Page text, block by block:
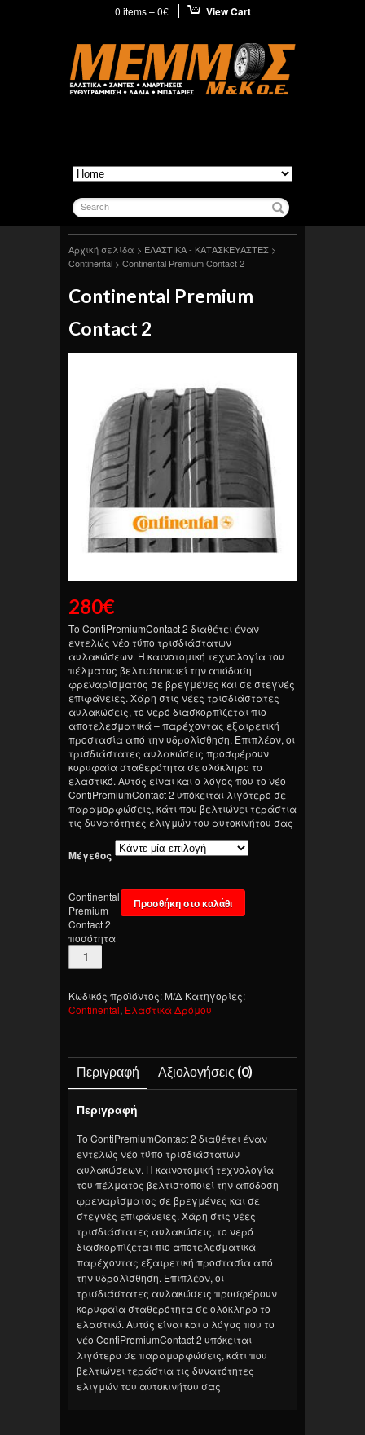
0 items –0€ View Cart
Search
Αρχική σελίδα > ΕΛΑΣΤΙΚΑ - ΚΑΤΑΣΚΕΥΑΣΤΕΣ >
Continental > Continental Premium Contact 2
Continental Premium
Contact 2
280€
Το ContiPremiumContact 2 διαθέτει έναν
εντελώς νέο τύπο τρισδιάστατων
αυλακώσεων. Η καινοτομική τεχνολογία του
πέλματος βελτιστοποιεί την απόδοση
φρεναρίσματος σε βρεγμένες και σε στεγνές
επιφάνειες. Χάρη στις νέες τρισδιάστατες
αυλακώσεις, το νερό διασκορπίζεται πιο
αποτελεσματικά – παρέχοντας εξαιρετική
προστασία από την υδρολίσθηση. Επιπλέον, οι
τρισδιάστατες αυλακώσεις προσφέρουν
κορυφαία σταθερότητα σε ολόκληρο το
ελαστικό. Αυτός είναι και ο λόγος που το νέο
ContiPremiumContact 2 υπόκειται λιγότερο σε
παραμορφώσεις, κάτι που βελτιώνει τεράστια
τις δυνατότητες ελιγμών του αυτοκινήτου σας
Μέγεθος
Continental
Premium
Contact 2
ποσότητα
Προσθήκη στο καλάθι
Κωδικός προϊόντος: Μ/Δ Κατηγορίες:
Continental, Ελαστικά Δρόμου
Περιγραφή Αξιολογήσεις (0)
Περιγραφή
Το ContiPremiumContact 2 διαθέτει έναν
εντελώς νέο τύπο τρισδιάστατων
αυλακώσεων. Η καινοτομική τεχνολογία
του πέλματος βελτιστοποιεί την απόδοση
φρεναρίσματος σε βρεγμένες και σε
στεγνές επιφάνειες. Χάρη στις νέες
τρισδιάστατες αυλακώσεις, το νερό
διασκορπίζεται πιο αποτελεσματικά –
παρέχοντας εξαιρετική προστασία από
την υδρολίσθηση. Επιπλέον, οι
τρισδιάστατες αυλακώσεις προσφέρουν
κορυφαία σταθερότητα σε ολόκληρο το
ελαστικό. Αυτός είναι και ο λόγος που το
νέο ContiPremiumContact 2 υπόκειται
λιγότερο σε παραμορφώσεις, κάτι που
βελτιώνει τεράστια τις δυνατότητες
ελιγμών του αυτοκινήτου σας